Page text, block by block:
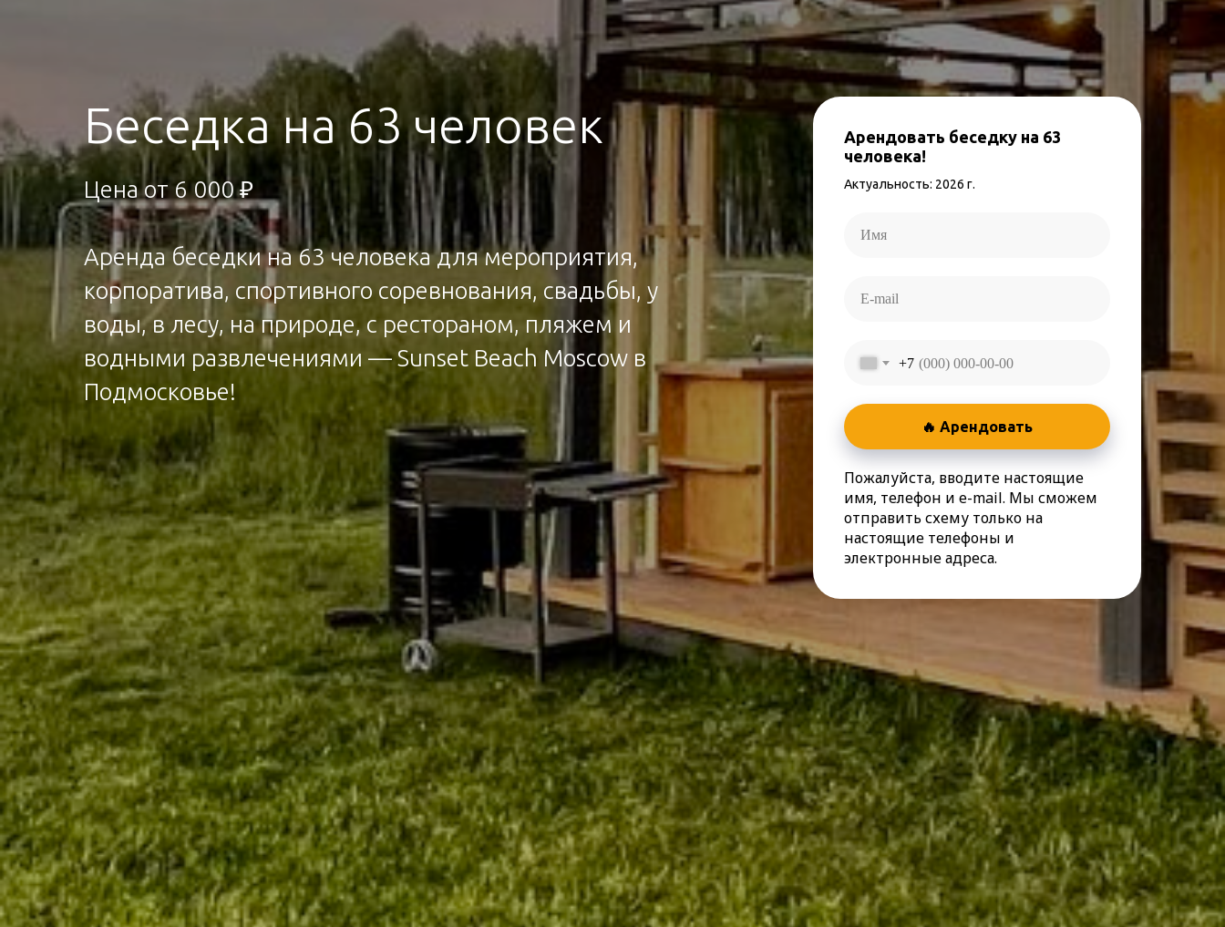
Беседка на 63 человек
Цена от 6 000 ₽
Аренда беседки на 63 человека для мероприятия,
корпоратива, спортивного соревнования, свадьбы, у
воды, в лесу, на природе, с рестораном, пляжем и
водными развлечениями — Sunset Beach Moscow в
Подмосковье!
Арендовать беседку на 63
человека!
Актуальность: 2026 г.
+7
🔥 Арендовать
Пожалуйста, вводите настоящие
имя, телефон и e-mail. Мы сможем
отправить схему только на
настоящие телефоны и
электронные адреса.